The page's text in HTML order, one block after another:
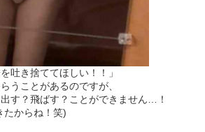
吐き捨ててほしい！！」
うことがあるのですが、
す？飛ばす？ことができません…！
たからね！笑)